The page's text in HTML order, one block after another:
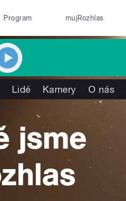
Program mujRozhlas
Lidé Kamery O nás